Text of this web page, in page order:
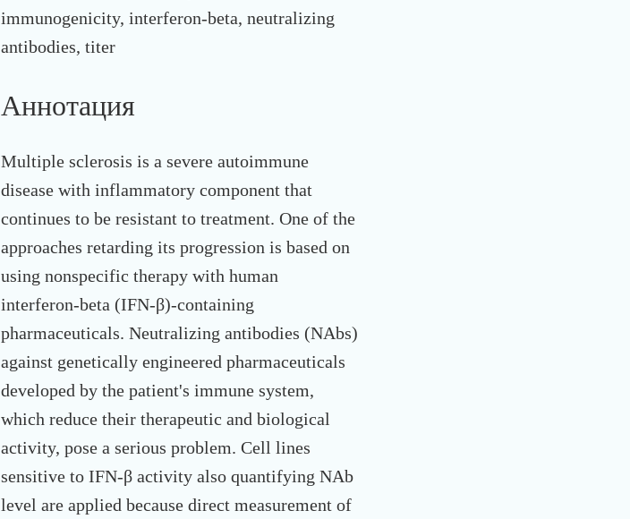
immunogenicity, interferon-beta, neutralizing
antibodies, titer
Аннотация
Multiple sclerosis is a severe autoimmune
disease with inflammatory component that
continues to be resistant to treatment. One of the
approaches retarding its progression is based on
using nonspecific therapy with human
interferon-beta (IFN-β)-containing
pharmaceuticals. Neutralizing antibodies (NAbs)
against genetically engineered pharmaceuticals
developed by the patient's immune system,
which reduce their therapeutic and biological
activity, pose a serious problem. Cell lines
sensitive to IFN-β activity also quantifying NAb
level are applied because direct measurement of